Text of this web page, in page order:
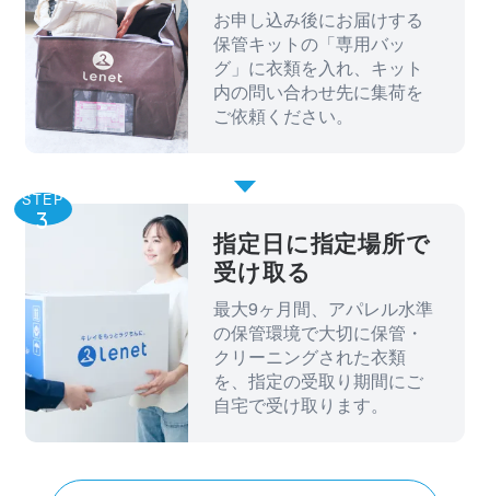
お申し込み後にお届けする
保管キットの「専用バッ
グ」に衣類を入れ、キット
内の問い合わせ先に集荷を
ご依頼ください。
STEP
指定日に指定場所で
受け取る
最大9ヶ月間、アパレル水準
の保管環境で大切に保管・
クリーニングされた衣類
を、指定の受取り期間にご
自宅で受け取ります。